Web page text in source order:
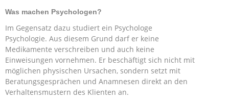
Was machen Psychologen?
Im Gegensatz dazu studiert ein Psychologe
Psychologie. Aus diesem Grund darf er keine
Medikamente verschreiben und auch keine
Einweisungen vornehmen. Er beschäftigt sich nicht mit
möglichen physischen Ursachen, sondern setzt mit
Beratungsgesprächen und Anamnesen direkt an den
Verhaltensmustern des Klienten an.